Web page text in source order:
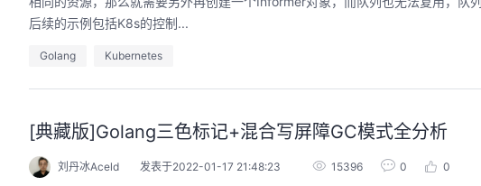
后续的示例包括K8s的控制...
Golang Kubernetes
[典藏版]Golang三色标记+混合写屏障GC模式全分析
刘丹冰Aceld 发表于2022-01-17 21:48:23 15396 0 0